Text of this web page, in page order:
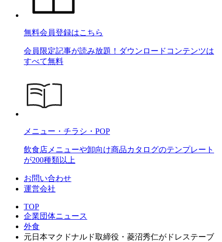
無料会員登録はこちら
会員限定記事が読み放題！ダウンロードコンテンツは
すべて無料
メニュー・チラシ・POP
飲食店メニューや卸向け商品カタログのテンプレート
が200種類以上
お問い合わせ
運営会社
TOP
企業団体ニュース
外食
元日本マクドナルド取締役・菱沼秀仁がドレステーブ